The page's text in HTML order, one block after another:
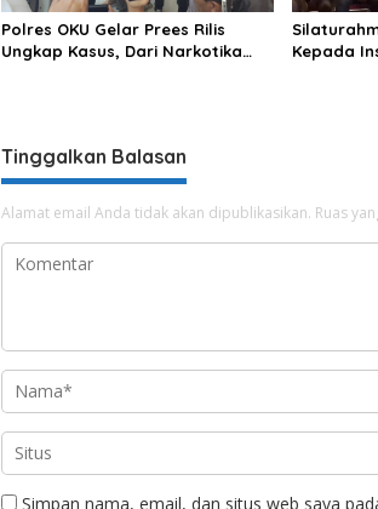
Polres OKU Gelar Prees Rilis
Ungkap Kasus, Dari Narkotika
Kepada
Tinggalkan Balasan
Alamat email Anda tidak akan dipublikasikan. Ruas
Simpan nama, email, dan situs web saya